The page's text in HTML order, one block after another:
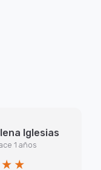
Iglesias
1 años